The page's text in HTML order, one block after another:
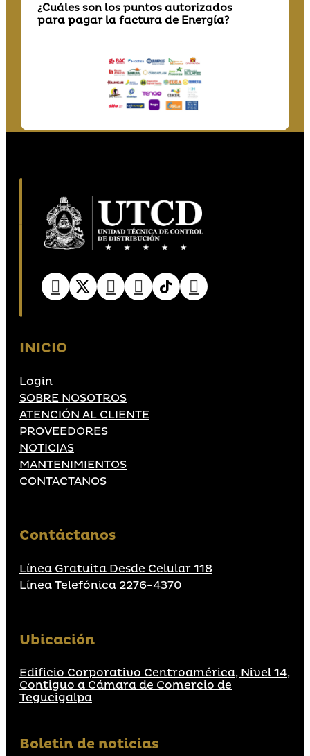
¿Cuáles son los puntos autorizados
para pagar la factura de Energía?
INICIO
Login
SOBRE NOSOTROS
ATENCIÓN AL CLIENTE
PROVEEDORES
NOTICIAS
MANTENIMIENTOS
CONTACTANOS
Contáctanos
Línea Gratuita Desde Celular 118
Línea Telefónica 2276-4370
Ubicación
Edificio Corporativo Centroamérica, Nivel 14,
Contiguo a Cámara de Comercio de
Tegucigalpa
Boletin de noticias